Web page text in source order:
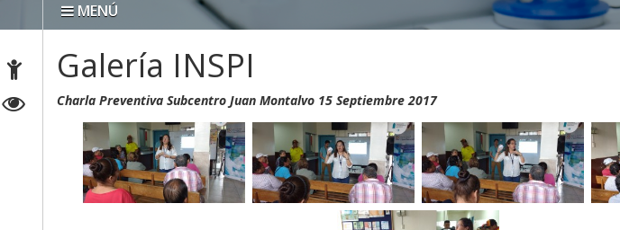
MENÚ
Galería INSPI
Charla Preventiva Subcentro Juan Montalvo 15 Septiembre 2017